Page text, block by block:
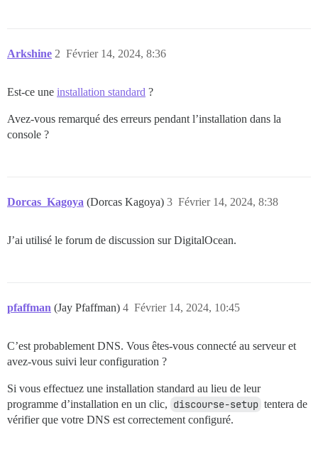
Arkshine Février 14, 2024, 8:36
2
Est-ce une installation standard ?
Avez-vous remarqué des erreurs pendant l’installation dans la
console ?
Dorcas_Kagoya (Dorcas Kagoya) Février 14, 2024, 8:38
3
J’ai utilisé le forum de discussion sur DigitalOcean.
pfaffman (Jay Pfaffman) Février 14, 2024, 10:45
4
C’est probablement DNS. Vous êtes-vous connecté au serveur et
avez-vous suivi leur configuration ?
Si vous effectuez une installation standard au lieu de leur
programme d’installation en un clic, discourse-setup tentera de
vérifier que votre DNS est correctement configuré.